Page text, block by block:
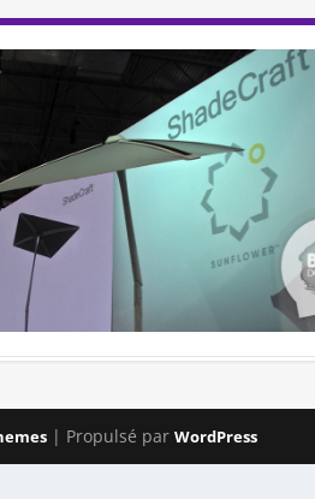
| Propulsé parWordPress